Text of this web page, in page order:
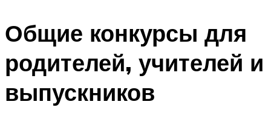
Общие конкурсы для
родителей, учителей и
выпускников